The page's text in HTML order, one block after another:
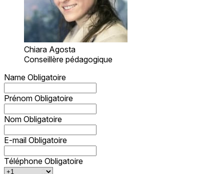
Chiara Agosta
Conseillère pédagogique
Name Obligatoire
Prénom Obligatoire
Nom Obligatoire
E-mail Obligatoire
Téléphone Obligatoire